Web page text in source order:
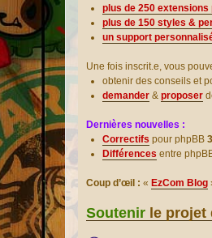
plus de 250
plus de 150 styles &
un support
Une fois inscrit.e, vous
obtenir des conseils et
demander & proposer
Dernières nouvelles :
Correctifs pour phpBB
Différences entre
Coup d’œil : « EzCom Blog
Soutenir le projet